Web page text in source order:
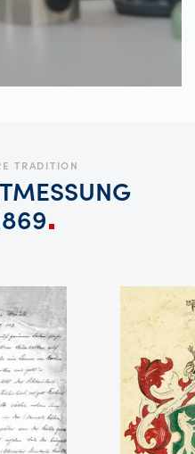
TRADITION